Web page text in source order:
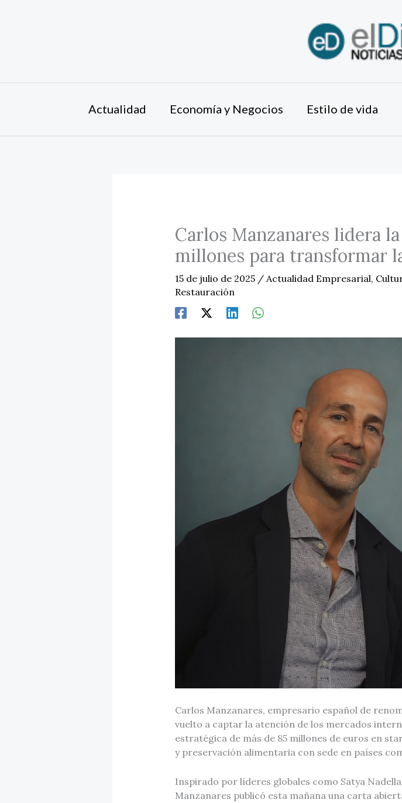
Actualidad Economía y Negocios Estilo de vida
Carlos Manzanares lidera
millones para transformar
15 de julio de 2025 / Actualidad Empresarial,
Restauración
Carlos Manzanares, empresario español de
vuelto a captar la atención de los mercados
estratégica de más de 85 millones de euros en
y preservación alimentaria con sede en países
Inspirado por líderes globales como Satya
Manzanares publicó esta mañana una carta